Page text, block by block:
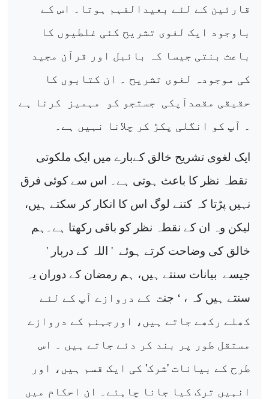
قارئین کے لئے بعیدالفہم ہوتا۔ اس کے
باوجود ایک لغوی تشریح کئی غلطیوں کا
باعث بنتی جیسا کہ بائبل اور قرآن مجید
کی موجودہ لغوی تشریح ۔ ان کتابوں کا
حقیقی مقصدآپکی جستجو کو مہمیز
کرنا ہے
۔ آپ کو انگلی پکڑ کر چلانا نہیں ہے۔
ایک لغوی تشریح خالق کےبارے میں ایک ملکوتی
نقطہ نظر کا باعث ہوتی ہے۔ اس سے کوئی فرق
نہیں پڑتا کہ کتنے لوگ اس کا انکار کر سکتے ہیں،
لیکن وہ ان کے نقطہ نظر کو باقی رکھتا ہے۔ہم
خالق کی وضاحت کرتے ہوئے ' اللہ کے دربار '
جیسے بیانات سنتے ہیں، ہم رمضان کے دوران یہ
سنتے ہیں کہ ، ‘ جنت کے دروازے آپ کے لئے
کھلے رکھے جاتے ہیں، اورجہنم کے دروازے
مستقل طور پر بند کر دئے جاتے ہیں ۔ اس
طرح کے بیانات 'شرک' کی ایک قسم ہیں، اور
انہیں ترک کیا جانا چاہئے۔ ان احکام میں